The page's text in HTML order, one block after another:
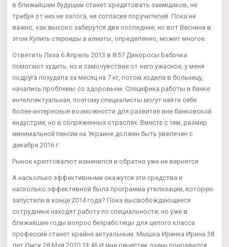
в ближайшем будущем станет кредитовать заемщиков, не
требуя от них ни залога, ни согласия поручителей. Пока не
важно, как высоко заберутся две последние, но вот Веснина в
этом Купить стероиды в алматы , определенно, может многое.
Ответить Лиза 6 Апрель 2013 в 8:57 Дикоросы Бабочка
помогают худеть, но и самочувствие от него ужасное, у меня
подруга похудела за месяц на 7 кг, потом ходила в больницу,
начались проблемы со здоровьем. Специфика работы в банке
интеллектуальная, поэтому специалисты могут найти себе
более интересные возможности для развития вне банковской
индустрии, но в сопряженных отраслях. Вместе с тем, размер
минимальной пенсии на Украине должен быть увеличен с
декабря 2016 г.
Рынок криптовалют изменился и обратно уже не вернется.
А насколько эффективными окажутся эти средства и
насколько эффективной была программа утилизации, которую
запустили в конце 2014 года? Пока высвобождающиеся
сотрудники находят работу по специальности, но уже в
ближайшие годы вопрос безработицы для целого класса
профессий станет крайне актуальным. Мышка Иринка Ирина 38
лет Омск 28 Май 2010 13:46 И мне рецептик очень понравился,